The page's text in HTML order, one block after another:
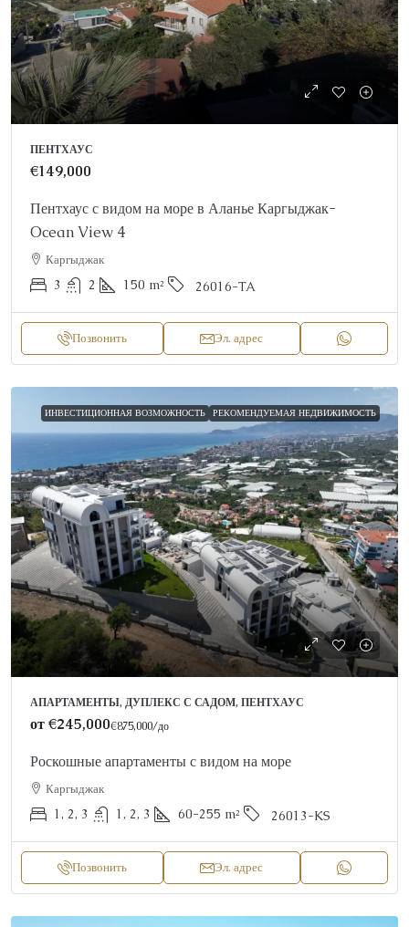
ПЕНТХАУС
€149,000
Пентхаус с видом на море в Аланье Каргыджак-
Ocean View 4
Каргыджак
3 2 150 m² 26016-TA
Позвонить Эл. адрес
ИНВЕСТИЦИОННАЯ ВОЗМОЖНОСТЬ РЕКОМЕНДУЕМАЯ НЕДВИЖИМОСТЬ
АПАРТАМЕНТЫ, ДУПЛЕКС С САДОМ, ПЕНТХАУС
от€245,000€875,000/до
Роскошные апартаменты с видом на море
Каргыджак
1, 2, 3 1, 2, 3 60-255 m² 26013-KS
Позвонить Эл. адрес